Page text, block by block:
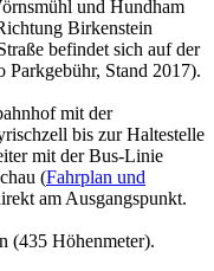
und Hundham
Birkenstein
befindet sich auf der
Parkgebühr, Stand 2017).
mit der
bis zur Haltestelle
mit der Bus-Linie
(Fahrplan und
am Ausgangspunkt.
(435 Höhenmeter).